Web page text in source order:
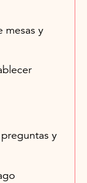
mesas y
y